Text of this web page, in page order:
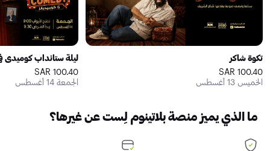
تكوة شاكر
100.40 SAR
الخميس 13 أغسطس
ليلة ستانداب كوميدي
100.40 SAR
الجمعة 14 أغسطس
ما الذي يميز منصة بلاتينوم لِست عن غيرها؟